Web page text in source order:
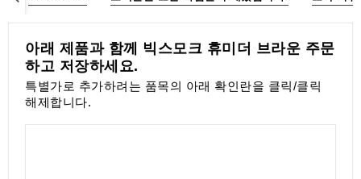
가
액
아래 제품과 함께 빅스모크 휴미더 브라운 주문
하고 저장하세요.
특별가로 추가하려는 품목의 아래 확인란을 클릭/클릭
해제합니다.